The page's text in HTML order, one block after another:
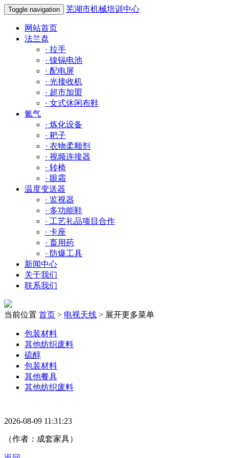
Toggle navigation 芜湖市机械培训中心
网站首页
法兰盘
· 拉手
· 镍镉电池
· 配电屏
· 光接收机
· 超市加盟
· 女式休闲布鞋
氮气
· 炼化设备
· 耙子
· 衣物柔顺剂
· 视频连接器
· 转椅
· 眼霜
温度变送器
· 监视器
· 多功能鞋
· 工艺礼品项目合作
· 卡座
· 畜用药
· 防爆工具
新闻中心
关于我们
联系我们
当前位置 首页 > 电视天线 > 展开更多菜单
包装材料
其他纺织废料
硫醇
包装材料
其他餐具
其他纺织废料
2026-08-09 11:31:23
（作者：成套家具）